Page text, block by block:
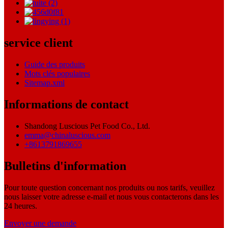
service client
Guide des produits
Mots clés populaires
Sitemap.xml
Informations de contact
Shandong Luscious Pet Food Co., Ltd.
emma@chinaluscious.com
+8613791869655
Bulletins d'information
Pour toute question concernant nos produits ou nos tarifs, veuillez
nous laisser votre adresse e-mail et nous vous contacterons dans les
24 heures.
Envoyer une demande